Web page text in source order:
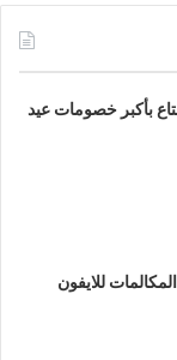
بأكبر خصومات عيد
للايفون